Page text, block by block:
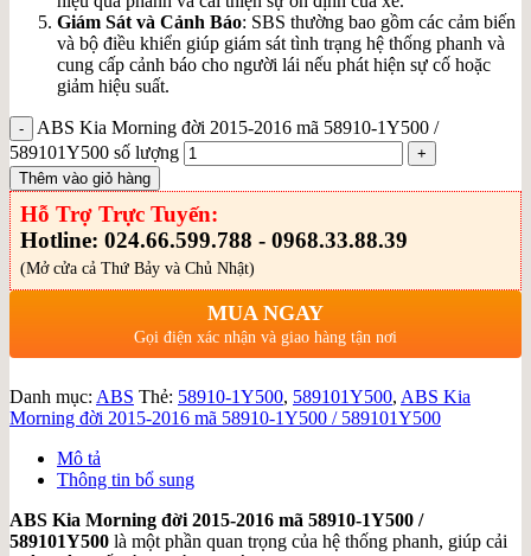
Giám Sát và Cảnh Báo: SBS thường bao gồm các cảm biến
và bộ điều khiển giúp giám sát tình trạng hệ thống phanh và
cung cấp cảnh báo cho người lái nếu phát hiện sự cố hoặc
giảm hiệu suất.
ABS Kia Morning đời 2015-2016 mã 58910-1Y500 /
589101Y500 số lượng
Thêm vào giỏ hàng
Hỗ Trợ Trực Tuyến:
Hotline: 024.66.599.788 - 0968.33.88.39
(Mở cửa cả Thứ Bảy và Chủ Nhật)
MUA NGAY
Gọi điện xác nhận và giao hàng tận nơi
Danh mục: ABS Thẻ: 58910-1Y500, 589101Y500, ABS Kia
Morning đời 2015-2016 mã 58910-1Y500 / 589101Y500
Mô tả
Thông tin bổ sung
ABS Kia Morning đời 2015-2016 mã 58910-1Y500 /
589101Y500 là một phần quan trọng của hệ thống phanh, giúp cải